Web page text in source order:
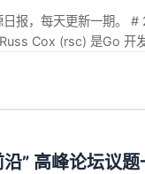
源平替；自主
报，每天更新一期。
Cox (rsc) 是Go 开
目的技术领导职务，
” 高峰论坛议题